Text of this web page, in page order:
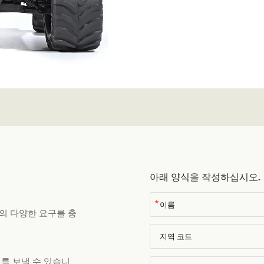
다양한 요구를 충
보낼 수 있습니
아래 양식을 작성하십시오.
*